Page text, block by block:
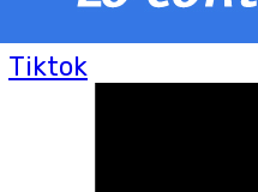
Tiktok